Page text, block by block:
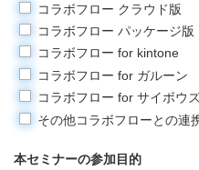
コラボフロー クラウド版
コラボフロー パッケージ版
コラボフロー for kintone
コラボフロー for ガルーン
コラボフロー for サイボウ
その他コラボフローとの連
本セミナーの参加目的